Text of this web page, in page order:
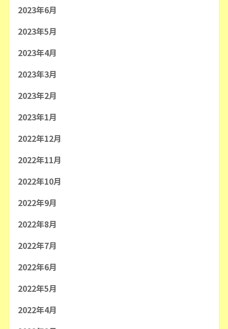
2023年6月
2023年5月
2023年4月
2023年3月
2023年2月
2023年1月
2022年12月
2022年11月
2022年10月
2022年9月
2022年8月
2022年7月
2022年6月
2022年5月
2022年4月